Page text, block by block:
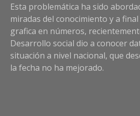
Esta problemática ha sido
miradas del conocimiento y a
grafica en números,
Desarrollo social dio a conocer
situación a nivel nacional, que
la fecha no ha mejorado.